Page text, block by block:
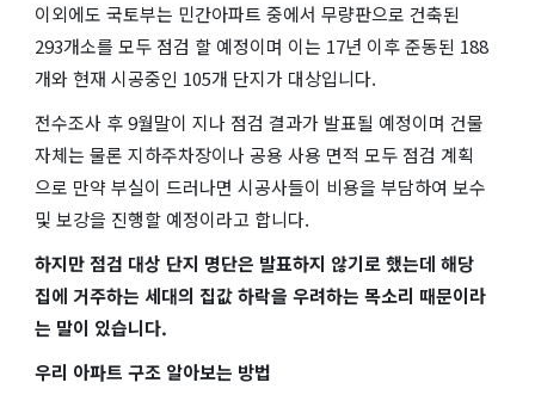
이외에도 국토부는 민간아파트 중에서 무량판으로 건축된
293개소를 모두 점검 할 예정이며 이는 17년 이후 준동된 188
개와 현재 시공중인 105개 단지가 대상입니다.
전수조사 후 9월말이 지나 점검 결과가 발표될 예정이며 건물
자체는 물론 지하주차장이나 공용 사용 면적 모두 점검 계획
으로 만약 부실이 드러나면 시공사들이 비용을 부담하여 보수
및 보강을 진행할 예정이라고 합니다.
하지만 점검 대상 단지 명단은 발표하지 않기로 했는데 해당
집에 거주하는 세대의 집값 하락을 우려하는 목소리 때문이라
는 말이 있습니다.
우리 아파트 구조 알아보는 방법